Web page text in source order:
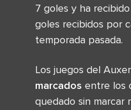
7 goles y ha
goles recibidos por
temporada pasada.
Los juegos del
marcados entre los
quedado sin marcar